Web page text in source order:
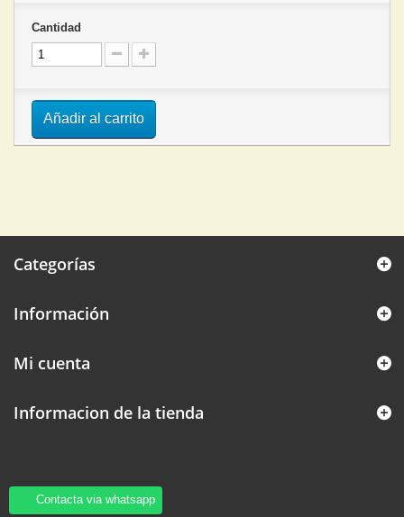
Contacta via whatsapp
Cantidad
Añadir al carrito
Categorías
Información
Mi cuenta
Informacion de la tienda